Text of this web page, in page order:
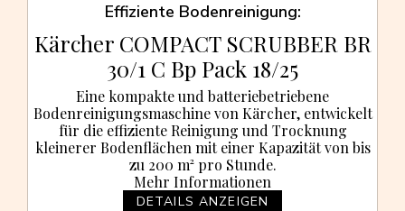
Effiziente Bodenreinigung
Kärcher COMPACT SCRUBBER BR
30/1 C Bp Pack 18/25
Eine kompakte und batteriebetriebene
Bodenreinigungsmaschine von Kärcher, entwickelt
für die effiziente Reinigung und Trocknung
kleinerer Bodenflächen mit einer Kapazität von bis
zu 200 m² pro Stunde.
DETAILS ANZEIGEN
Mehr Informationen